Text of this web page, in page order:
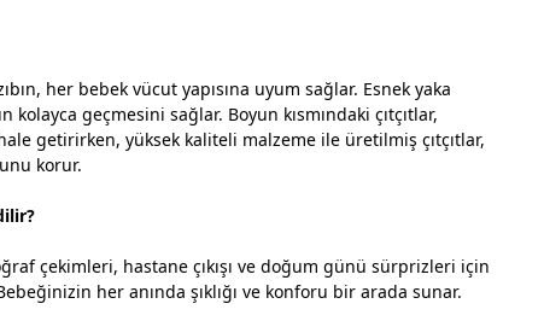
her bebek vücut yapısına uyum sağlar. Esnek yaka
kolayca geçmesini sağlar. Boyun kısmındaki çıtçıtlar,
getirirken, yüksek kaliteli malzeme ile üretilmiş çıtçıtlar,
korur.
çekimleri, hastane çıkışı ve doğum günü sürprizleri için
her anında şıklığı ve konforu bir arada sunar.